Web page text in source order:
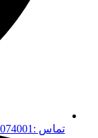
تماس :02177074001